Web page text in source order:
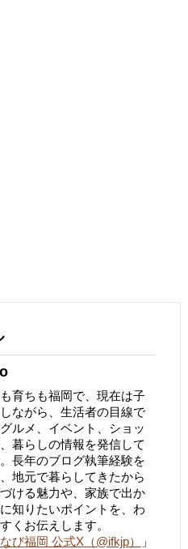
育ちも福岡で、現在は子
ながら、生活者の目線で
ルメ、イベント、ショッ
暮らしの情報を発信して
長年のブログ執筆経験を
地元で暮らしてきたから
ける魅力や、家族で出か
知りたいポイントを、わ
くお伝えします。
び福岡 公式X（@ifkjp）
」